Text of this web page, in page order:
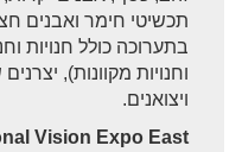
תכשיטי חימר ואבנים
בתערוכה כולל חנויות
וחנויות מקוונות),
ויצואנים.
Vision Expo East